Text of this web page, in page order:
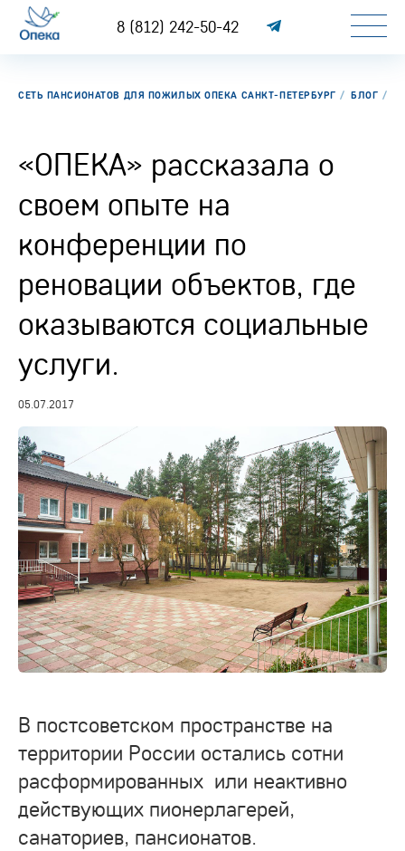
8 (812) 242-50-42
СЕТЬ ПАНСИОНАТОВ ДЛЯ ПОЖИЛЫХ ОПЕКА САНКТ-ПЕТЕРБУРГ БЛОГ
«ОПЕКА» рассказала о
своем опыте на
конференции по
реновации объектов, где
оказываются социальные
услуги.
05.07.2017
В постсоветском пространстве на
территории России остались сотни
расформированных или неактивно
действующих пионерлагерей,
санаториев, пансионатов.